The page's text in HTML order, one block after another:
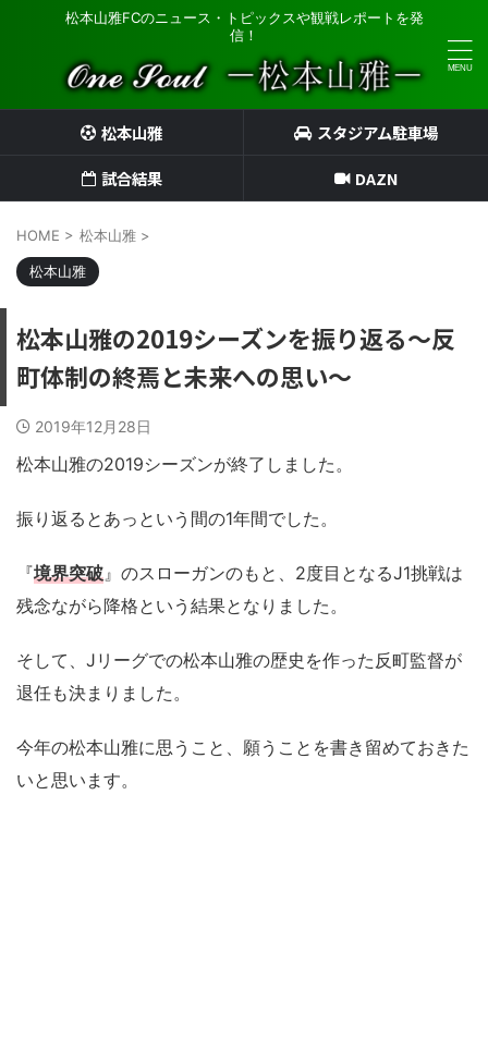
松本山雅FCのニュース・トピックスや観戦レポートを発
信！
松本山雅
スタジアム駐車場
試合結果
DAZN
HOME > 松本山雅 >
松本山雅
松本山雅の2019シーズンを振り返る～反
町体制の終焉と未来への思い～
2019年12月28日
松本山雅の2019シーズンが終了しました。
振り返るとあっという間の1年間でした。
『境界突破』のスローガンのもと、2度目となるJ1挑戦は
残念ながら降格という結果となりました。
そして、Jリーグでの松本山雅の歴史を作った反町監督が
退任も決まりました。
今年の松本山雅に思うこと、願うことを書き留めておきた
いと思います。